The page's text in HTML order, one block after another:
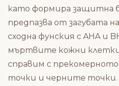
като формира защитна
предпазва от загубата
сходна фунския с AHA и
мъртвите кожни
справим с
точки и черните точки.